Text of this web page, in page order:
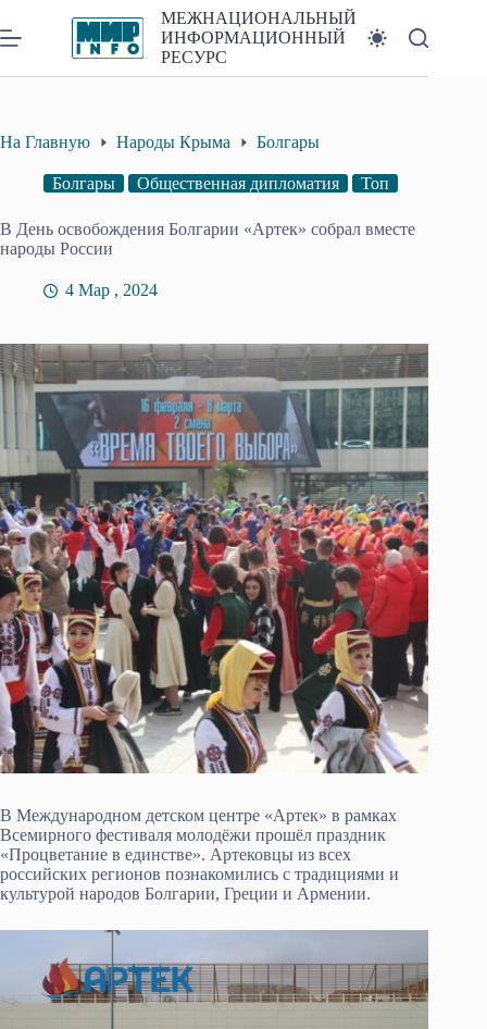
к
сути
МЕЖНАЦИОНАЛЬНЫЙ
ИНФОРМАЦИОННЫЙ
РЕСУРС
На Главную Народы Крыма Болгары
Болгары Общественная дипломатия Топ
В День освобождения Болгарии «Артек» собрал вместе
народы России
4 Мар , 2024
В Международном детском центре «Артек» в рамках
Всемирного фестиваля молодёжи прошёл праздник
«Процветание в единстве». Артековцы из всех
российских регионов познакомились с традициями и
культурой народов Болгарии, Греции и Армении.